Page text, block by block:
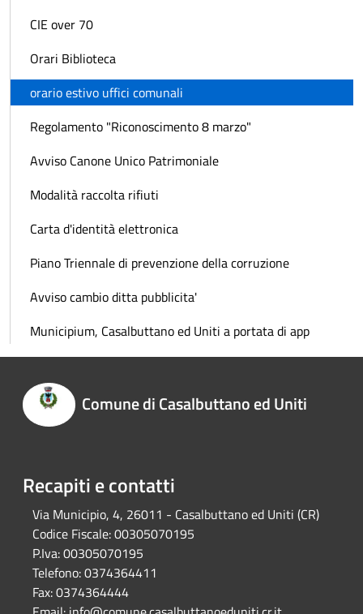
CIE over 70
Orari Biblioteca
orario estivo uffici comunali
Regolamento "Riconoscimento 8 marzo"
Avviso Canone Unico Patrimoniale
Modalità raccolta rifiuti
Carta d'identità elettronica
Piano Triennale di prevenzione della corruzione
Avviso cambio ditta pubblicita'
Municipium, Casalbuttano ed Uniti a portata di app
Comune di Casalbuttano ed Uniti
Recapiti e contatti
Via Municipio, 4, 26011 - Casalbuttano ed Uniti (CR)
Codice Fiscale:00305070195
P.Iva:00305070195
Telefono:0374364411
Fax:0374364444